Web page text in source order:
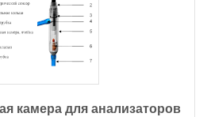
камера для анализаторов